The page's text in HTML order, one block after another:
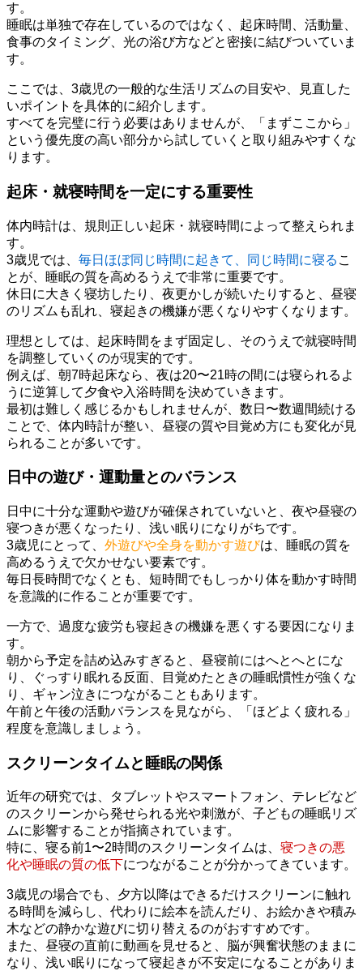
す。
睡眠は単独で存在しているのではなく、起床時間、活動量、
食事のタイミング、光の浴び方などと密接に結びついていま
す。
ここでは、3歳児の一般的な生活リズムの目安や、見直した
いポイントを具体的に紹介します。
すべてを完璧に行う必要はありませんが、「まずここから」
という優先度の高い部分から試していくと取り組みやすくな
ります。
起床・就寝時間を一定にする重要性
体内時計は、規則正しい起床・就寝時間によって整えられま
す。
3歳児では、 毎日ほぼ同じ時間に起きて、同じ時間に寝る こ
とが、睡眠の質を高めるうえで非常に重要です。
休日に大きく寝坊したり、夜更かしが続いたりすると、昼寝
のリズムも乱れ、寝起きの機嫌が悪くなりやすくなります。
理想としては、起床時間をまず固定し、そのうえで就寝時間
を調整していくのが現実的です。
例えば、朝7時起床なら、夜は20〜21時の間には寝られるよ
うに逆算して夕食や入浴時間を決めていきます。
最初は難しく感じるかもしれませんが、数日〜数週間続ける
ことで、体内時計が整い、昼寝の質や目覚め方にも変化が見
られることが多いです。
日中の遊び・運動量とのバランス
日中に十分な運動や遊びが確保されていないと、夜や昼寝の
寝つきが悪くなったり、浅い眠りになりがちです。
3歳児にとって、 外遊びや全身を動かす遊びは、睡眠の質を
高めるうえで欠かせない要素です。
毎日長時間でなくとも、短時間でもしっかり体を動かす時間
を意識的に作ることが重要です。
一方で、過度な疲労も寝起きの機嫌を悪くする要因になりま
す。
朝から予定を詰め込みすぎると、昼寝前にはへとへとにな
り、ぐっすり眠れる反面、目覚めたときの睡眠慣性が強くな
り、ギャン泣きにつながることもあります。
午前と午後の活動バランスを見ながら、「ほどよく疲れる」
程度を意識しましょう。
スクリーンタイムと睡眠の関係
近年の研究では、タブレットやスマートフォン、テレビなど
のスクリーンから発せられる光や刺激が、子どもの睡眠リズ
ムに影響することが指摘されています。
特に、寝る前1〜2時間のスクリーンタイムは、 寝つきの悪
化や睡眠の質の低下につながることが分かってきています。
3歳児の場合でも、夕方以降はできるだけスクリーンに触れ
る時間を減らし、代わりに絵本を読んだり、お絵かきや積み
木などの静かな遊びに切り替えるのがおすすめです。
また、昼寝の直前に動画を見せると、脳が興奮状態のままに
なり、浅い眠りになって寝起きが不安定になることがありま